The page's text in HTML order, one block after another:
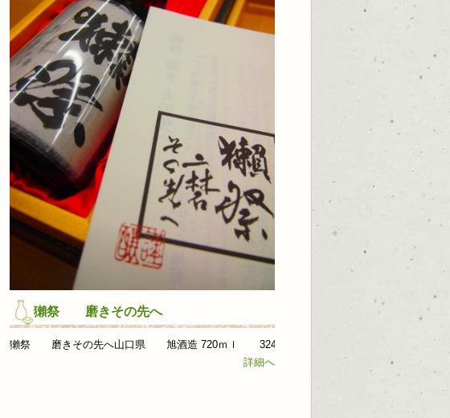
獺祭 磨きその先へ
獺祭 磨きその先へ山口県 旭酒造 720ｍｌ 32400...
詳細へ